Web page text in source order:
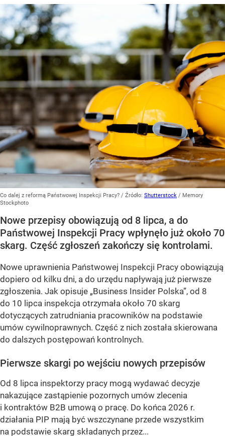
Co dalej z reformą Państwowej Inspekcji Pracy? / Źródło: Shutterstock / Memory
Stockphoto
Nowe przepisy obowiązują od 8 lipca, a do
Państwowej Inspekcji Pracy wpłynęło już około 70
skarg. Część zgłoszeń zakończy się kontrolami.
Nowe uprawnienia Państwowej Inspekcji Pracy obowiązują
dopiero od kilku dni, a do urzędu napływają już pierwsze
zgłoszenia. Jak opisuje „Business Insider Polska”, od 8
do 10 lipca inspekcja otrzymała około 70 skarg
dotyczących zatrudniania pracowników na podstawie
umów cywilnoprawnych. Część z nich została skierowana
do dalszych postępowań kontrolnych.
Pierwsze skargi po wejściu nowych przepisów
Od 8 lipca inspektorzy pracy mogą wydawać decyzje
nakazujące zastąpienie pozornych umów zlecenia
i kontraktów B2B umową o pracę. Do końca 2026 r.
działania PIP mają być wszczynane przede wszystkim
na podstawie skarg składanych przez...